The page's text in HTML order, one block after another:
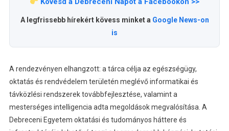
A legfrissebb hírekért kövess minket a Google News-on
is
A rendezvényen elhangzott: a tárca célja az egészségügy,
oktatás és rendvédelem területén meglévő informatikai és
távközlési rendszerek továbbfejlesztése, valamint a
mesterséges intelligencia adta megoldások megvalósítása. A
Debreceni Egyetem oktatási és tudományos háttere és